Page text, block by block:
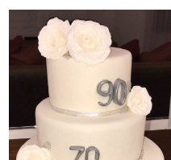
עוגת קומות לחגיגה משותפת
התקשר/י